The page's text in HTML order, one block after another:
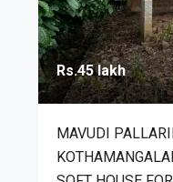
Rs.45 lakh
MAVUDI